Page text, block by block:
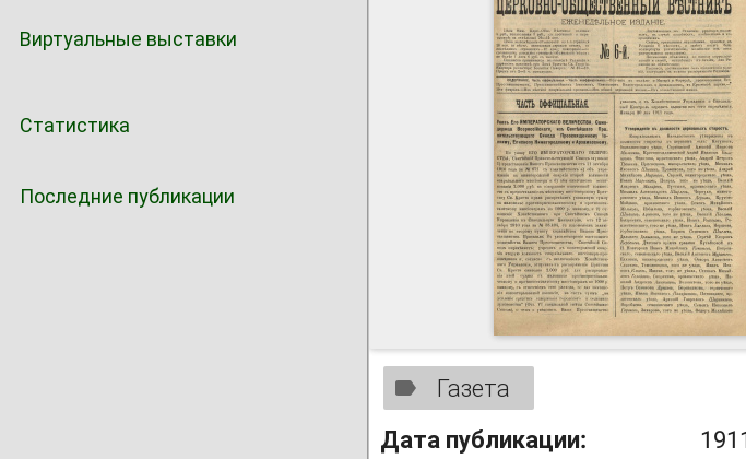
Виртуальные выставки
Статистика
Последние публикации
Газета
Дата публикации: